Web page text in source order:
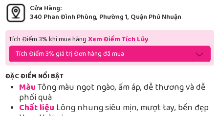
Cửa Hàng:
340 Phan Đình Phùng, Phường 1, Quận Phú Nhuận
Tích Điểm 3% khi mua hàng Xem Điểm Tích Lũy
Tích Điểm 3% giá trị Đơn hàng đã mua
ĐẶC ĐIỂM NỔI BẬT
MàuTông màu ngọt ngào, ấm áp, dễ thương và dễ
phối quà
Chất liệu Lông nhung siêu mịn, mượt tay, bền đẹp